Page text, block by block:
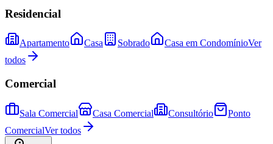
Residencial
Apartamento Casa Sobrado Casa em CondomínioVer
todos
Comercial
Sala Comercial Casa Comercial Consultório
Ponto
ComercialVer todos